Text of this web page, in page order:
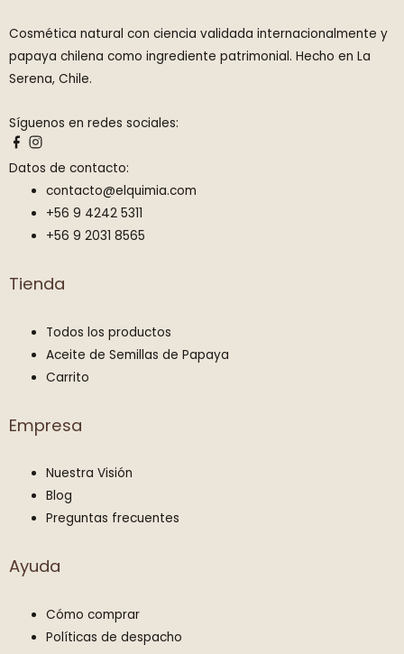
a
:
9
0
1
1
Cosmética natural con ciencia validada internacionalmente y
papaya chilena como ingrediente patrimonial. Hecho en La
Serena, Chile.
Síguenos en redes sociales:
Datos de contacto:
contacto@elquimia.com
+56 9 4242 5311
+56 9 2031 8565
Tienda
Todos los productos
Aceite de Semillas de Papaya
Carrito
Empresa
Nuestra Visión
Blog
Preguntas frecuentes
Ayuda
Cómo comprar
Políticas de despacho